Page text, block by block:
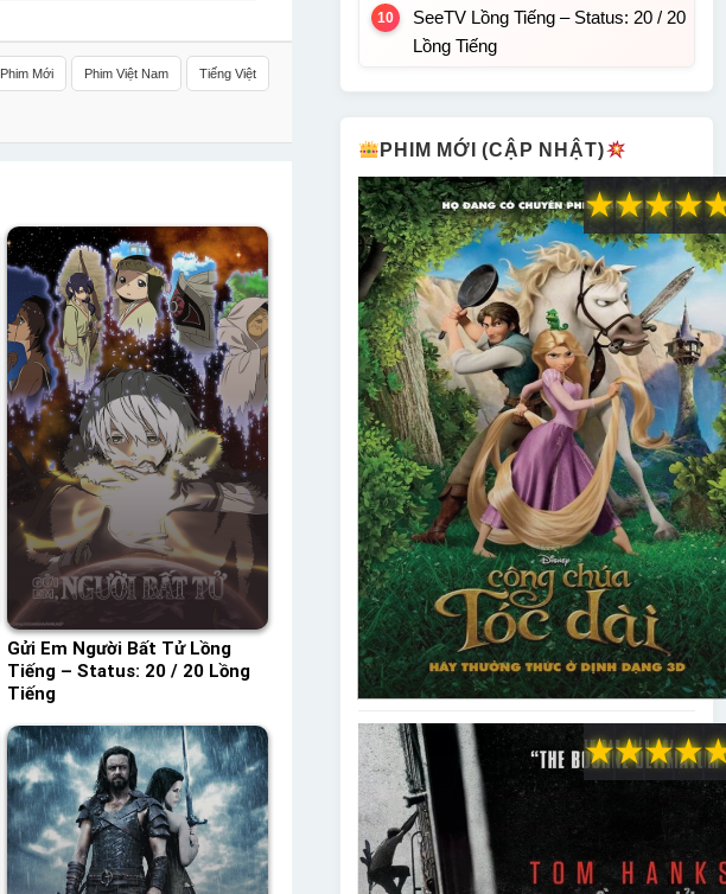
Phim Mới Phim Việt Nam Tiếng Việt
Gửi Em Người Bất Tử Lồng
Tiếng – Status: 20 / 20 Lồng
Tiếng
SeeTV Lồng Tiếng – Status: 20 / 20
Lồng Tiếng
PHIM MỚI (CẬP NHẬT)
★
★
★
★
★
★
★
★